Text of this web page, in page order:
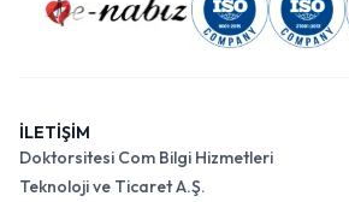
İLETİŞİM
Doktorsitesi Com Bilgi Hizmetleri
Teknoloji ve Ticaret A.Ş.